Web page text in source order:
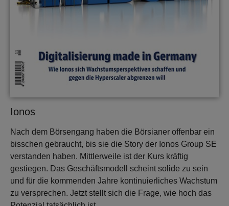
Ionos
Nach dem Börsengang haben die Börsianer offenbar ein
bisschen gebraucht, bis sie die Story der Ionos Group SE
verstanden haben. Mittlerweile ist der Kurs kräftig
gestiegen. Das Geschäftsmodell scheint solide zu sein
und für die kommenden Jahre kontinuierliches Wachstum
zu versprechen. Jetzt stellt sich die Frage, wie hoch das